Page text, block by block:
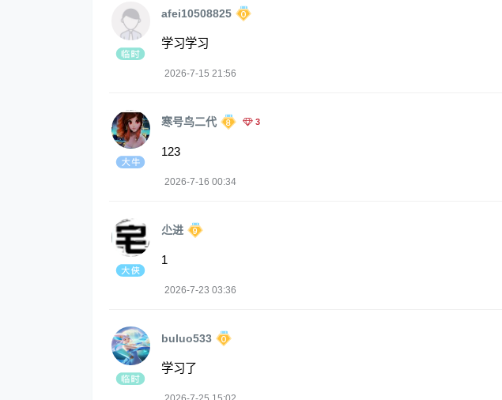
afei10508825
学习学习
2026-7-15 21:56
寒号鸟二代 3
123
2026-7-16 00:34
尐进
1
2026-7-23 03:36
buluo533
学习了